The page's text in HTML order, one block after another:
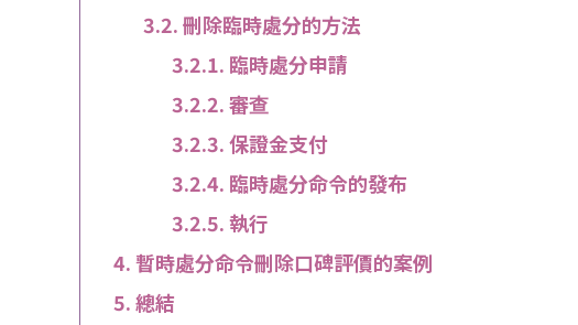
刪除臨時處分的方法
臨時處分申請
審查
保證金支付
臨時處分命令的發布
執行
暫時處分命令刪除口碑評價的案例
總結